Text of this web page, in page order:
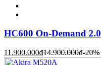
HC600 On-Demand 2.0
11.900.000đ14.900.000đ-20%